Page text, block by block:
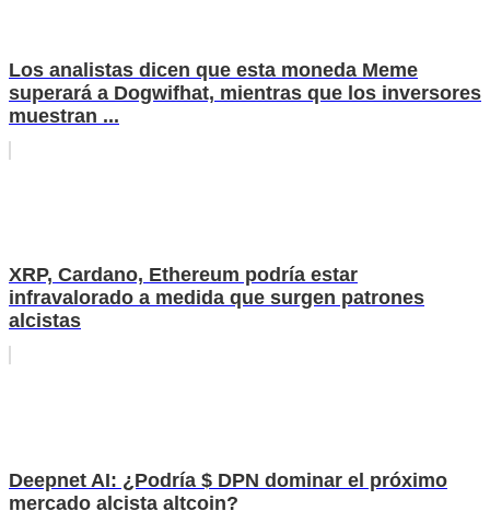
Los analistas dicen que esta moneda Meme
superará a Dogwifhat, mientras que los inversores
muestran ...
XRP, Cardano, Ethereum podría estar
infravalorado a medida que surgen patrones
alcistas
Deepnet AI: ¿Podría $ DPN dominar el próximo
mercado alcista altcoin?